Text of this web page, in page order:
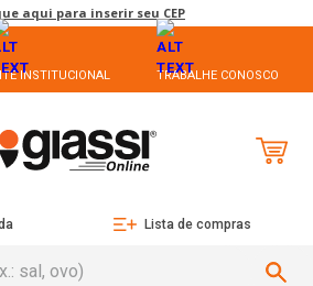
aqui para inserir seu CEP
INSTITUCIONAL TRABALHE CONOSCO
Lista de compras